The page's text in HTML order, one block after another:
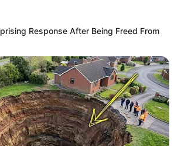
Response After Being Freed From